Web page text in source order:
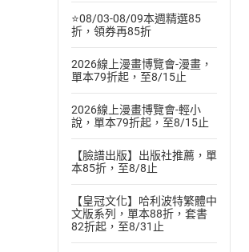
⭐08/03-08/09本週精選85
折，領券再85折
2026線上漫畫博覽會-漫畫，
單本79折起，至8/15止
2026線上漫畫博覽會-輕小
說，單本79折起，至8/15止
【臉譜出版】出版社推薦，單
本85折，至8/8止
【皇冠文化】哈利波特繁體中
文版系列，單本88折，套書
82折起，至8/31止